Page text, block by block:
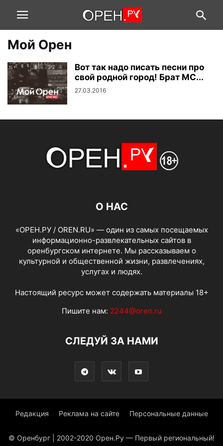
Мой Орен
Вот так надо писать песни про
свой родной город! Брат МС...
27.03.2016
О НАС
«ОРЕН.РУ / OREN.RU» — один из самых посещаемых
информационно-развлекательных сайтов в
оренбургском интернете. Мы рассказываем о
культурной и общественной жизни, развлечениях,
услугах и людях.
Настоящий ресурс может содержать материалы 18+
Пишите нам: 2244@oren.ru
СЛЕДУЙ ЗА НАМИ
Редакция Реклама на сайте Персональные данные
© Оренбург | 2002-2020 Орен.Ру — Первый региональный!